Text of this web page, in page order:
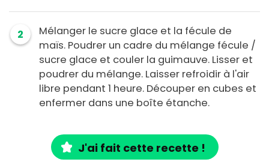
2
Mélanger le sucre glace et la fécule de
maïs. Poudrer un cadre du mélange fécule /
sucre glace et couler la guimauve. Lisser et
poudrer du mélange. Laisser refroidir à l'air
libre pendant 1 heure. Découper en cubes et
enfermer dans une boîte étanche.
J'ai fait cette recette !